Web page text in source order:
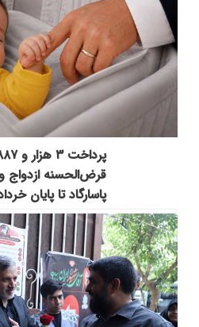
قرض‌الحسنه ازدواج
پاسارگاد تا پایان